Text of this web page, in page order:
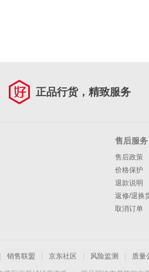
正品行货，精致服务
售后服务
售后政策
价格保护
退款说明
返修/退换
取消订单
销售联盟 京东社区 风险监测 质量